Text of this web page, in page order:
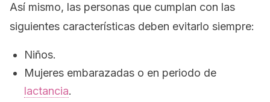
Así mismo, las personas que cumplan con las
siguientes características deben evitarlo siempre:
Niños.
Mujeres embarazadas o en periodo de
lactancia.